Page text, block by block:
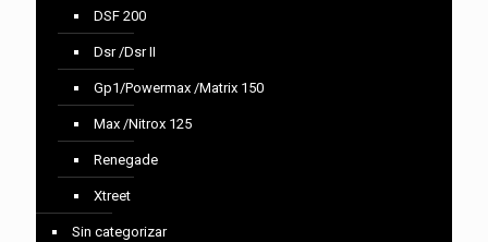
DSF 200
Dsr /Dsr II
Gp1/Powermax /Matrix 150
Max /Nitrox 125
Renegade
Xtreet
Sin categorizar